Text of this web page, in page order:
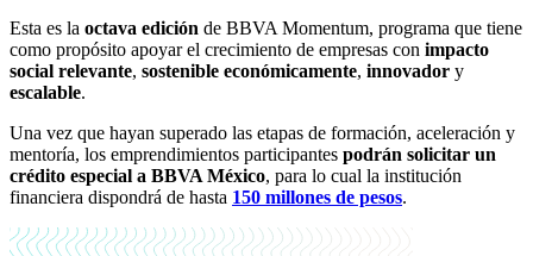
Esta es la octava edición de BBVA Momentum, programa que tiene
como propósito apoyar el crecimiento de empresas con impacto
social relevante, sostenible económicamente, innovador y
escalable.
Una vez que hayan superado las etapas de formación, aceleración y
mentoría, los emprendimientos participantes podrán solicitar un
crédito especial a BBVA México, para lo cual la institución
financiera dispondrá de hasta 150 millones de pesos.